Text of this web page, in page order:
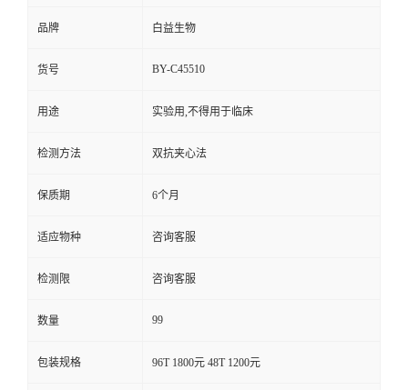
品牌 白益生物
货号 BY-C45510
用途 实验用,不得用于临床
检测方法 双抗夹心法
保质期 6个月
适应物种 咨询客服
检测限 咨询客服
数量 99
包装规格 96T 1800元 48T 1200元